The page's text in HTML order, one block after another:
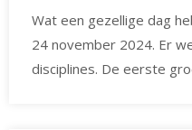
Wat een gezellige dag
24 november 2024. Er
disciplines. De eerste